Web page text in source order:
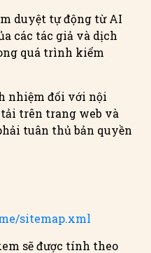
duyệt tự động từ AI
các tác giả và dịch
quá trình kiểm
nhiệm đối với nội
trên trang web và
tuân thủ bản quyền
sitemap.xml
sẽ được tính theo